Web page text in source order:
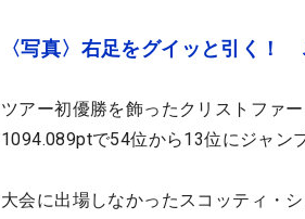
〈写真〉右足をグイッと引く！
ツアー初優勝を飾ったクリストファ
1094.089ptで54位から13位にジャン
大会に出場しなかったスコッティ・